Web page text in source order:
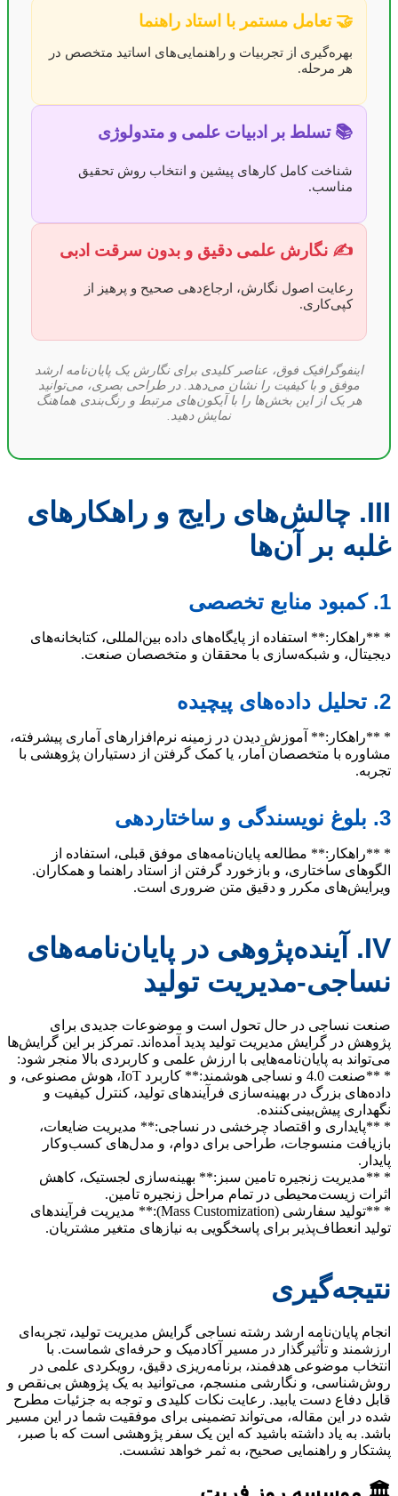
🤝 تعامل مستمر با استاد راهنما
بهره‌گیری از تجربیات و راهنمایی‌های اساتید متخصص در
هر مرحله.
📚 تسلط بر ادبیات علمی و متدولوژی
شناخت کامل کارهای پیشین و انتخاب روش تحقیق
مناسب.
✍️ نگارش علمی دقیق و بدون سرقت ادبی
رعایت اصول نگارش، ارجاع‌دهی صحیح و پرهیز از
کپی‌کاری.
اینفوگرافیک فوق، عناصر کلیدی برای نگارش یک پایان‌نامه ارشد
موفق و با کیفیت را نشان می‌دهد. در طراحی بصری، می‌توانید
هر یک از این بخش‌ها را با آیکون‌های مرتبط و رنگ‌بندی هماهنگ
نمایش دهید.
III. چالش‌های رایج و راهکارهای
غلبه بر آن‌ها
1. کمبود منابع تخصصی
* **راهکار:** استفاده از پایگاه‌های داده بین‌المللی، کتابخانه‌های
دیجیتال، و شبکه‌سازی با محققان و متخصصان صنعت.
2. تحلیل داده‌های پیچیده
* **راهکار:** آموزش دیدن در زمینه نرم‌افزارهای آماری پیشرفته،
مشاوره با متخصصان آمار، یا کمک گرفتن از دستیاران پژوهشی با
تجربه.
3. بلوغ نویسندگی و ساختاردهی
* **راهکار:** مطالعه پایان‌نامه‌های موفق قبلی، استفاده از
الگوهای ساختاری، و بازخورد گرفتن از استاد راهنما و همکاران.
ویرایش‌های مکرر و دقیق متن ضروری است.
IV. آینده‌پژوهی در پایان‌نامه‌های
نساجی-مدیریت تولید
صنعت نساجی در حال تحول است و موضوعات جدیدی برای
پژوهش در گرایش مدیریت تولید پدید آمده‌اند. تمرکز بر این گرایش‌ها
می‌تواند به پایان‌نامه‌هایی با ارزش علمی و کاربردی بالا منجر شود:
* **صنعت 4.0 و نساجی هوشمند:** کاربرد IoT، هوش مصنوعی، و
داده‌های بزرگ در بهینه‌سازی فرآیندهای تولید، کنترل کیفیت و
نگهداری پیش‌بینی‌کننده.
* **پایداری و اقتصاد چرخشی در نساجی:** مدیریت ضایعات،
بازیافت منسوجات، طراحی برای دوام، و مدل‌های کسب‌وکار
پایدار.
* **مدیریت زنجیره تامین سبز:** بهینه‌سازی لجستیک، کاهش
اثرات زیست‌محیطی در تمام مراحل زنجیره تامین.
* **تولید سفارشی (Mass Customization):** مدیریت فرآیندهای
تولید انعطاف‌پذیر برای پاسخگویی به نیازهای متغیر مشتریان.
نتیجه‌گیری
انجام پایان‌نامه ارشد رشته نساجی گرایش مدیریت تولید، تجربه‌ای
ارزشمند و تأثیرگذار در مسیر آکادمیک و حرفه‌ای شماست. با
انتخاب موضوعی هدفمند، برنامه‌ریزی دقیق، رویکردی علمی در
روش‌شناسی، و نگارشی منسجم، می‌توانید به یک پژوهش بی‌نقص و
قابل دفاع دست یابید. رعایت نکات کلیدی و توجه به جزئیات مطرح
شده در این مقاله، می‌تواند تضمینی برای موفقیت شما در این مسیر
باشد. به یاد داشته باشید که این یک سفر پژوهشی است که با صبر،
پشتکار و راهنمایی صحیح، به ثمر خواهد نشست.